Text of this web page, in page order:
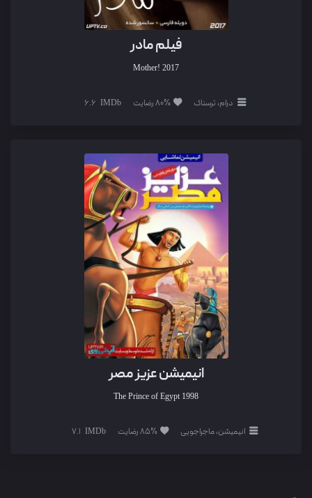
فیلم مادر
Mother! 2017
درام، ترسناک 80% رضایت
انیمیشن عزیز مصر
The Prince of Egypt 1998
انیمیشن، ماجراجویی 85% رضایت